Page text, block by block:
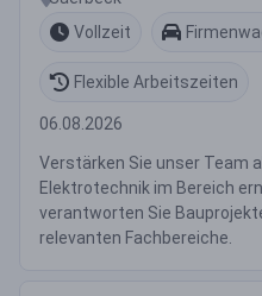
Vollzeit
Flexible Arbeitszeiten
06.08.2026
Verstärken Sie unser Team
Elektrotechnik im Bereich
verantworten Sie
relevanten Fachbereiche.